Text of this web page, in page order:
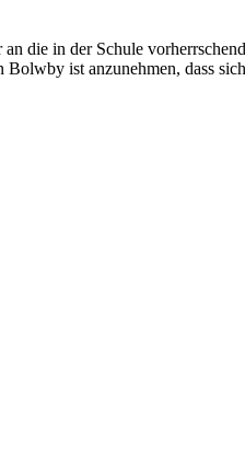
die in der Schule
ist anzunehmen, dass